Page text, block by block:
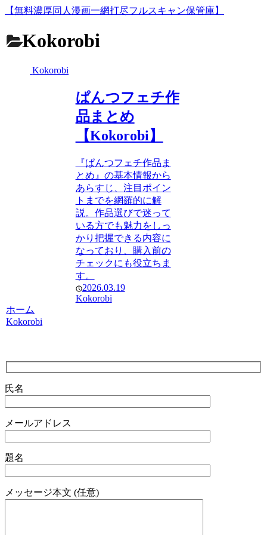
【無料濃厚同人漫画一網打尽フルスキャン保管庫】
Kokorobi
Kokorobi
ぱんつフェチ作
品まとめ
【Kokorobi】
『ぱんつフェチ作品ま
とめ』の基本情報から
あらすじ、注目ポイン
トまでを網羅的に解
説。作品選びで迷って
いる方でも魅力をしっ
かり把握できる内容に
なっており、購入前の
チェックにも役立ちま
す。
2026.03.19
Kokorobi
ホーム
Kokorobi
氏名
メールアドレス
題名
メッセージ本文 (任意)